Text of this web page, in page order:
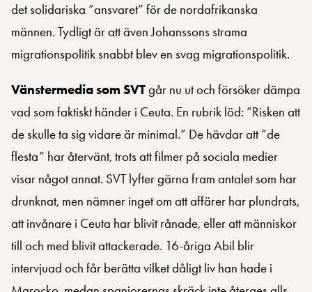
det solidariska ”ansvaret” för de nordafrikanska
männen. Tydligt är att även Johanssons strama
migrationspolitik snabbt blev en svag migrationspolitik.
Vänstermedia som SVTgår nu ut och försöker dämpa
vad som faktiskt händer i Ceuta. En rubrik löd: ”Risken att
de skulle ta sig vidare är minimal.” De hävdar att ”de
flesta” har återvänt, trots att filmer på sociala medier
visar något annat. SVT lyfter gärna fram antalet som har
drunknat, men nämner inget om att affärer har plundrats,
att invånare i Ceuta har blivit rånade, eller att människor
till och med blivit attackerade. 16-åriga Abil blir
intervjuad och får berätta vilket dåligt liv han hade i